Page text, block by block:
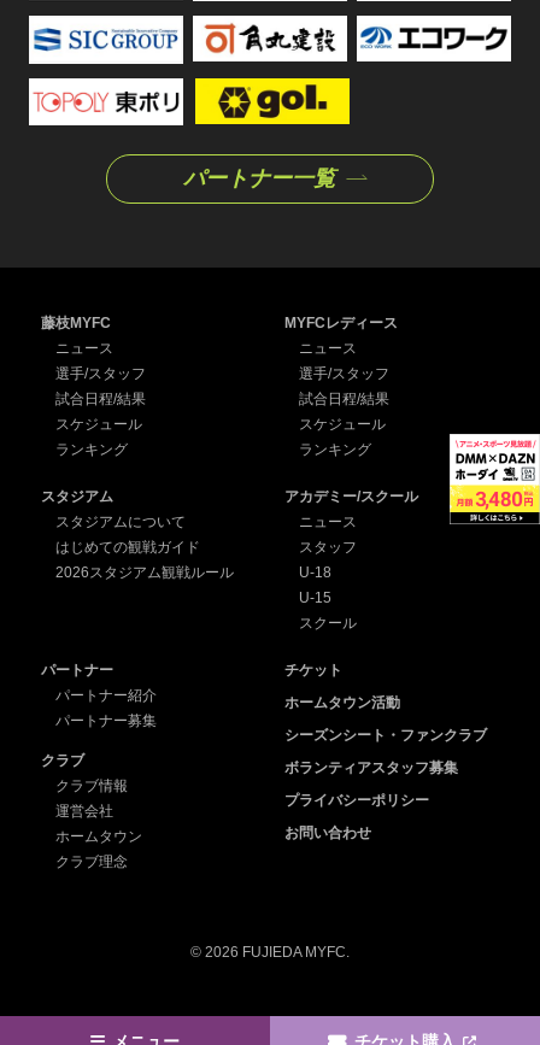
パートナー一覧
藤枝MYFC
ニュース
選手/スタッフ
試合日程/結果
スケジュール
ランキング
MYFCレディース
ニュース
選手/スタッフ
試合日程/結果
スケジュール
ランキング
スタジアム
スタジアムについて
はじめての観戦ガイド
2026スタジアム観戦ルール
アカデミー/スクール
ニュース
スタッフ
U-18
U-15
スクール
パートナー
パートナー紹介
パートナー募集
クラブ
クラブ情報
運営会社
ホームタウン
クラブ理念
チケット
ホームタウン活動
シーズンシート・ファンクラブ
ボランティアスタッフ募集
プライバシーポリシー
お問い合わせ
© 2026 FUJIEDA MYFC.